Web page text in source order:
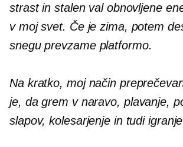
strast in stalen val obnovljene
v moj svet. Če je zima, potem
snegu prevzame platformo.
Na kratko, moj način
je, da grem v naravo, plavanje,
slapov, kolesarjenje in tudi